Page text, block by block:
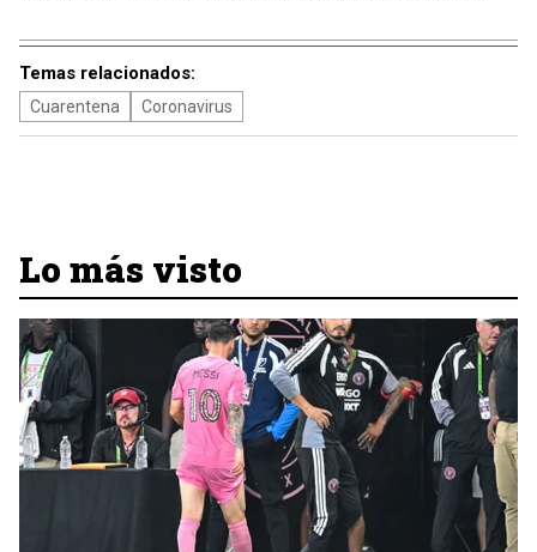
Temas relacionados:
Cuarentena Coronavirus
Lo más visto